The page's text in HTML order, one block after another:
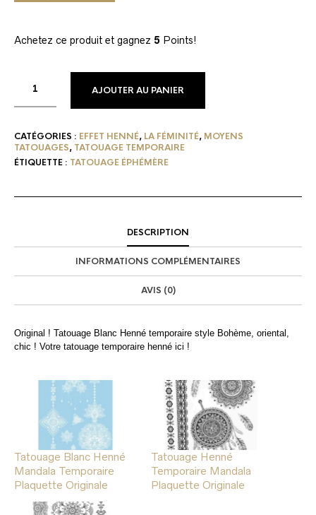
Achetez ce produit et gagnez 5 Points!
AJOUTER AU PANIER
CATÉGORIES : EFFET HENNÉ, LA FÉMINITÉ, MOYENS
TATOUAGES, TATOUAGE TEMPORAIRE
ÉTIQUETTE : TATOUAGE ÉPHÉMÈRE
DESCRIPTION
INFORMATIONS COMPLÉMENTAIRES
AVIS (0)
Original ! Tatouage Blanc Henné temporaire style Bohème, oriental,
chic ! Votre tatouage temporaire henné ici !
Tatouage Blanc Henné
Mandala Temporaire
Plaquette Originale
Tatouage Henné
Temporaire Mandala
Plaquette Originale